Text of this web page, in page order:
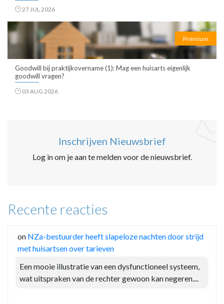
27 JUL 2026
Premium
Goodwill bij praktijkovername (1): Mag een huisarts eigenlijk
goodwill vragen?
03 AUG 2026
Inschrijven Nieuwsbrief
Log in om je aan te melden voor de nieuwsbrief.
Recente reacties
on NZa-bestuurder heeft slapeloze nachten door strijd
met huisartsen over tarieven
Een mooie illustratie van een dysfunctioneel systeem,
wat uitspraken van de rechter gewoon kan negeren....